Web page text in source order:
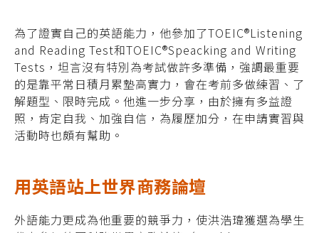
為了證實自己的英語能力，他參加了TOEIC®Listening
and Reading Test和TOEIC®Speacking and Writing
Tests，坦言沒有特別為考試做許多準備，強調最重要
的是靠平常 日積月累墊高實力，會在考前多做練習、了
解題型、限時完成。他進一步分享，由於擁有多益證
照，肯定自我、加強自信，為履歷加分， 在申請實習與
活動時也頗有幫助。
用英語站上世界商務論壇
外語能力更成為他重要的競爭力，使洪浩瑋獲選為學生